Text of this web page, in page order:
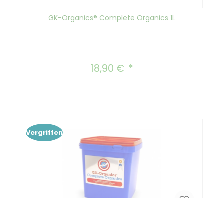
GK-Organics® Complete Organics 1L
Regulärer Preis:
18,90 €
Vergriffen